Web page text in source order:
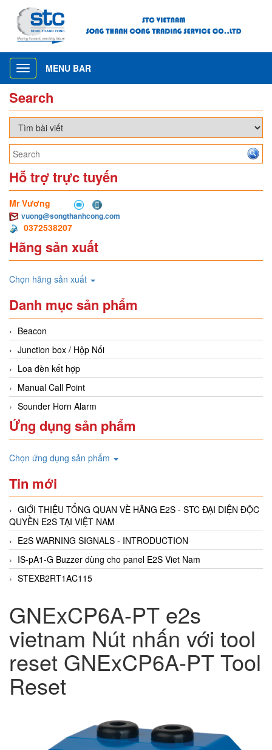
Toggle
navigation
MENU BAR
Search
Hỗ trợ trực tuyến
Mr Vương
vuong@songthanhcong.com
0372538207
Hãng sản xuất
Chọn hãng sản xuất
Danh mục sản phẩm
Beacon
Junction box / Hộp Nối
Loa đèn kết hợp
Manual Call Point
Sounder Horn Alarm
Ứng dụng sản phẩm
Chọn ứng dụng sản phẩm
Tin mới
GIỚI THIỆU TỔNG QUAN VÈ HÃNG E2S - STC ĐẠI DIỆN ĐỘC
QUYỀN E2S TẠI VIỆT NAM
E2S WARNING SIGNALS - INTRODUCTION
IS-pA1-G Buzzer dùng cho panel E2S Viet Nam
STEXB2RT1AC115
GNExCP6A-PT e2s
vietnam Nút nhấn với tool
reset GNExCP6A-PT Tool
Reset